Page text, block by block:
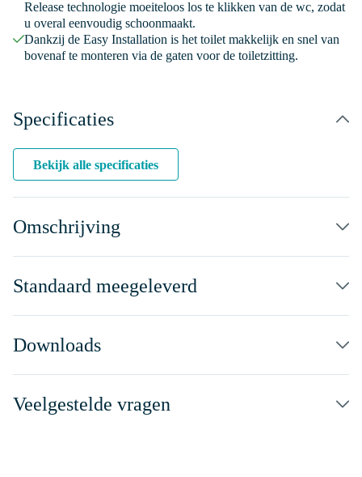
Release technologie moeiteloos los te klikken van de wc, zodat
u overal eenvoudig schoonmaakt.
Dankzij de Easy Installation is het toilet makkelijk en snel van
bovenaf te monteren via de gaten voor de toiletzitting.
Specificaties
Bekijk alle specificaties
Omschrijving
Standaard meegeleverd
Downloads
Veelgestelde vragen